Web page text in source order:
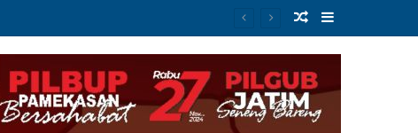
Artikel Random